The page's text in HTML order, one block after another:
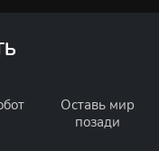
Оставь мир
позади